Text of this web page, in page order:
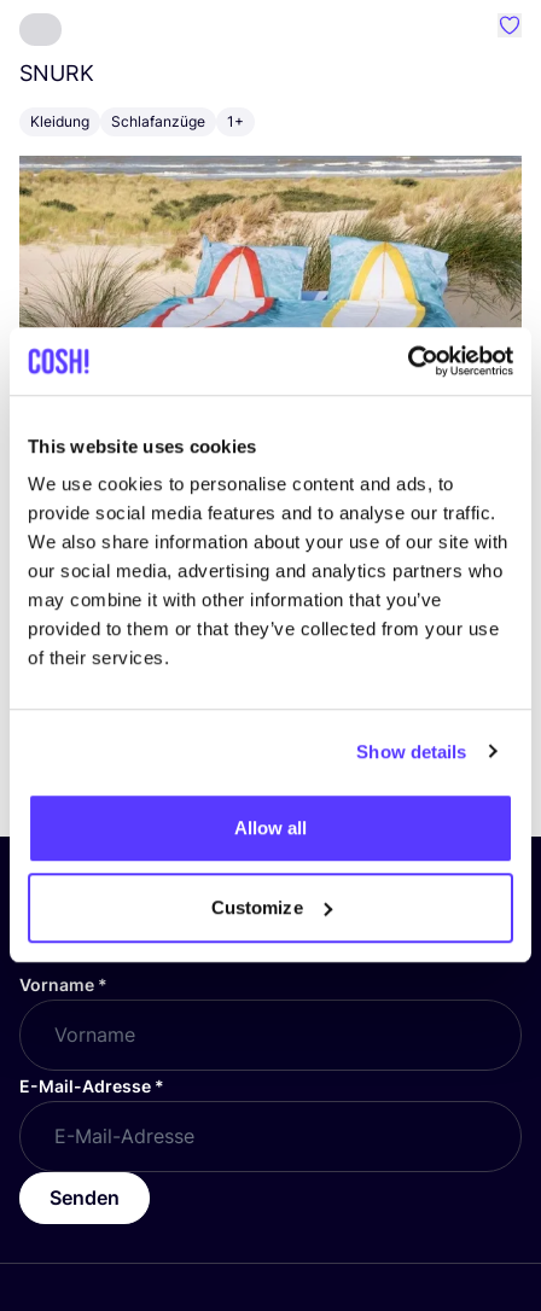
This website uses cookies
We use cookies to personalise content and ads, to
provide social media features and to analyse our traffic.
We also share information about your use of our site with
our social media, advertising and analytics partners who
may combine it with other information that you’ve
provided to them or that they’ve collected from your use
of their services.
Show details
Allow all
Customize
SNURK
Kleidung Schlafanzüge 1+
PreviousNext
Abonniere unseren Newsletter
und bleibe auf dem Laufenden!
Vorname *
E-Mail-Adresse *
Senden